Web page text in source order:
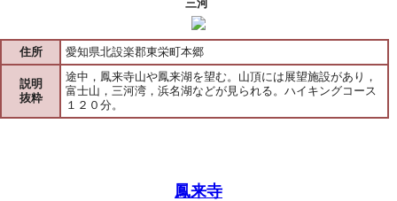
三河
住所 愛知県北設楽郡東栄町本郷
説明
抜粋
途中，鳳来寺山や鳳来湖を望む。山頂には展望施設があり，
富士山，三河湾，浜名湖などが見られる。ハイキングコース
１２０分。
鳳来寺